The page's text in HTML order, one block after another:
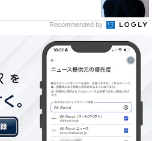
というのと同じでしょう。
Recommended by